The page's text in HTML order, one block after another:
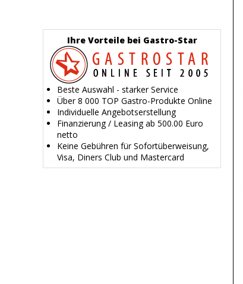
Ihre Vorteile bei Gastro-Star
Beste Auswahl - starker Service
Über 8 000 TOP Gastro-Produkte Online
Individuelle Angebotserstellung
Finanzierung / Leasing ab 500.00 Euro
netto
Keine Gebühren für Sofortüberweisung,
Visa, Diners Club und Mastercard